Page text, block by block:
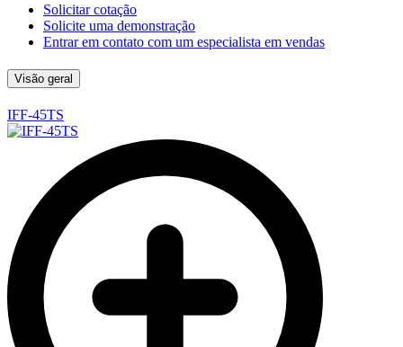
Solicitar cotação
Solicite uma demonstração
Entrar em contato com um especialista em vendas
Visão geral
IFF-45TS